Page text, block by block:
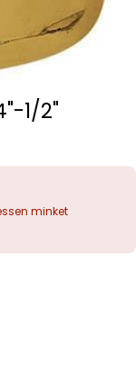
1/2"
minket